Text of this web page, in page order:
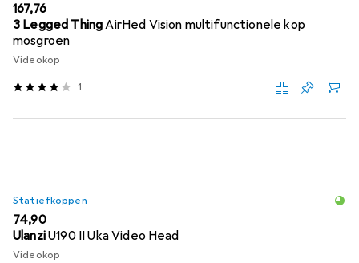
EUR
167,76
3 Legged ThingAirHed Vision multifunctionele kop
mosgroen
Videokop
1
Statiefkoppen
EUR
74,90
UlanziU190 II Uka Video Head
Videokop